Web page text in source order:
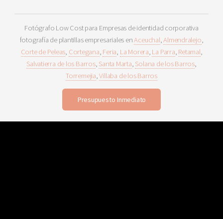
Fotógrafo Low Cost para Empresas de identidad corporativa
fotografía de plantillas empresariales enAceuchal,Almendralejo,
Corte de Peleas, Cortegana, Feria, La Morera, La Parra, Retamal,
Salvatierra de los Barros, Santa Marta, Solana de los Barros,
Torremejia,Villaba de los Barros
Presupuesto Inmediato